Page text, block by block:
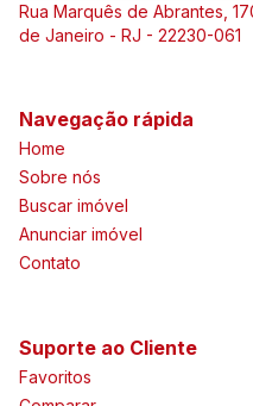
Rua Marquês de Abrantes,
de Janeiro - RJ - 22230-061
Navegação rápida
Home
Sobre nós
Buscar imóvel
Anunciar imóvel
Contato
Suporte ao Cliente
Favoritos